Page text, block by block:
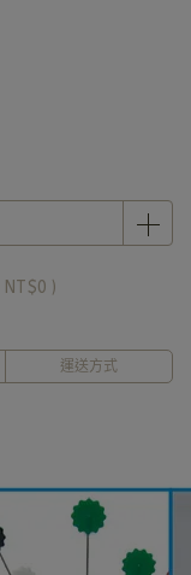
NT$0 )
運送方式